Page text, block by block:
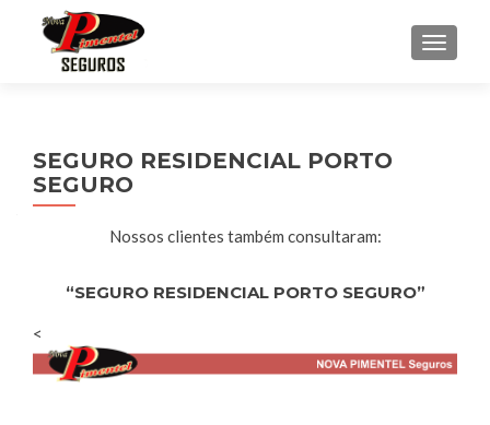
SEGURO RESIDENCIAL PORTO
SEGURO
Nossos clientes também consultaram:
“SEGURO RESIDENCIAL PORTO SEGURO”
<